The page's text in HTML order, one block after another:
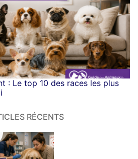
: Le top 10 des races les plus
RÉCENTS